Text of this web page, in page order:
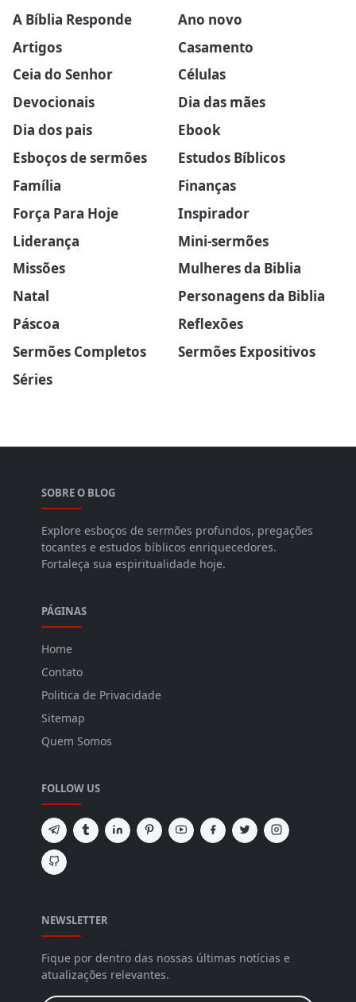
A Bíblia Responde
Ano novo
Artigos
Casamento
Ceia do Senhor
Células
Devocionais
Dia das mães
Dia dos pais
Ebook
Esboços de sermões
Estudos Bíblicos
Família
Finanças
Força Para Hoje
Inspirador
Liderança
Mini-sermões
Missões
Mulheres da Biblia
Natal
Personagens da Biblia
Páscoa
Reflexões
Sermões Completos
Sermões Expositivos
Séries
SOBRE O BLOG
Explore esboços de sermões profundos, pregações
tocantes e estudos bíblicos enriquecedores.
Fortaleça sua espiritualidade hoje.
PÁGINAS
Home
Contato
Politica de Privacidade
Sitemap
Quem Somos
FOLLOW US
NEWSLETTER
Fique por dentro das nossas últimas notícias e
atualizações relevantes.